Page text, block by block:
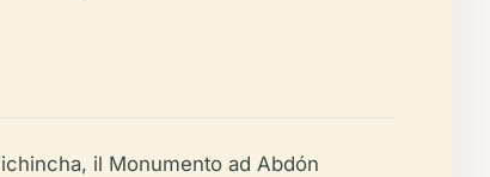
il Monumento ad Abdón